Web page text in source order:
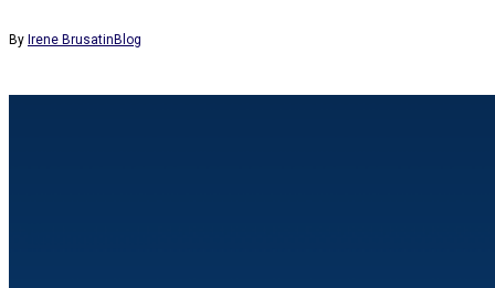
By Irene Brusatin Blog